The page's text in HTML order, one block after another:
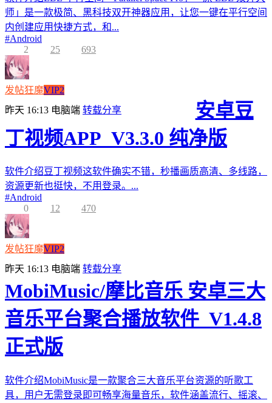
师」是一款极简、黑科技双开神器应用，让您一键在平行空间
内创建应用快捷方式，和...
#Android
2
25 693
发帖狂魔VIP2
昨天 16:13 电脑端 转载分享
安卓豆
丁视频APP_V3.3.0 纯净版
软件介绍豆丁视频这软件确实不错，秒播画质高清、多线路，
资源更新也挺快，不用登录。...
#Android
0
12 470
发帖狂魔VIP2
昨天 16:13 电脑端 转载分享
MobiMusic/摩比音乐 安卓三大
音乐平台聚合播放软件_V1.4.8
正式版
软件介绍MobiMusic是一款聚合三大音乐平台资源的听歌工
具，用户无需登录即可畅享海量音乐，软件涵盖流行、摇滚、